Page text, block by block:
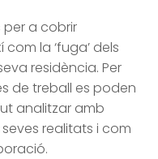
a cobrir
la ‘fuga’ dels
residència. Per
de treball es poden
analitzar amb
realitats i com